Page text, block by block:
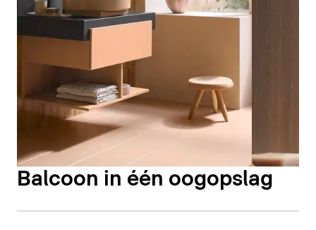
Balcoon in één oogopslag